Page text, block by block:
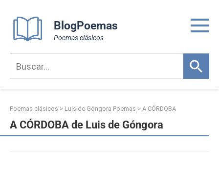
content
BlogPoemas
Poemas clásicos
Poemas clásicos > Luis de Góngora Poemas > A CÓRDOBA
A CÓRDOBA de Luis de Góngora